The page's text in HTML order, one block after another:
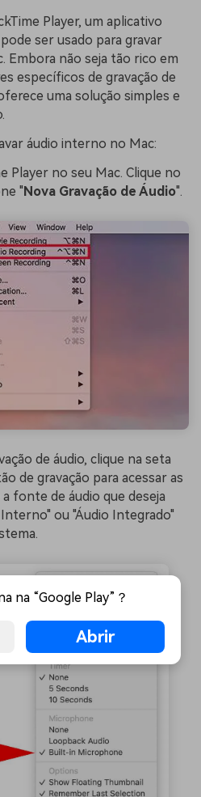
Player, um aplicativo
ser usado para gravar
Embora não seja tão rico em
específicos de gravação de
uma solução simples e
áudio interno no Mac:
Player no seu Mac. Clique no
"Nova Gravação de Áudio".
de áudio, clique na seta
de gravação para acessar as
fonte de áudio que deseja
ou "Áudio Integrado"
na “Google Play”？
Abrir